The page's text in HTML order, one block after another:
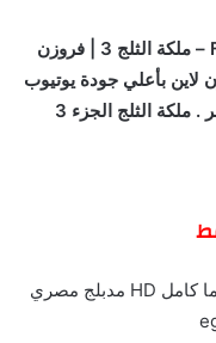
مشاهدة وتحميل فيلم كرتون Frozen 3 – ملكة الثلج 3 | فروزن
لاين بأعلي جودة يوتيوب
الثلج الجزء 3
تحميل لهجة مصرية ايجي بست ماي سيما كامل HD مدبلج مصري